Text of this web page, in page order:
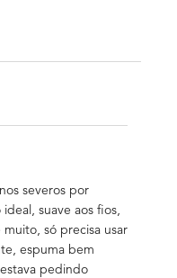
severos por
suave aos fios,
só precisa usar
espuma bem
pedindo